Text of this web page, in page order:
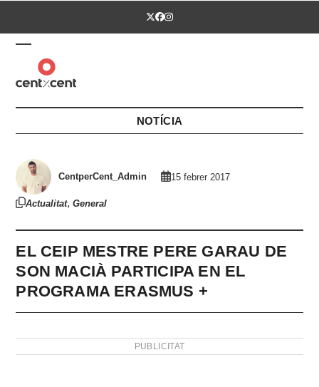
Twitter
Facebook
Instagram
Open
mobile
menu
Close
mobile
menu
NOTÍCIA
CentperCent_Admin 15 febrer 2017
Actualitat,General
EL CEIP MESTRE PERE GARAU DE
SON MACIÀ PARTICIPA EN EL
PROGRAMA ERASMUS +
PUBLICITAT